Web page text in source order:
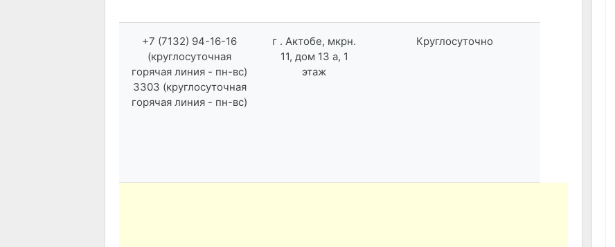
+7 (7132) 94-16-16
(круглосуточная
горячая линия - пн-вс)
3303 (круглосуточная
горячая линия - пн-вс)
г . Актобе, мкрн.
11, дом 13 а, 1
этаж
Круглосуточно